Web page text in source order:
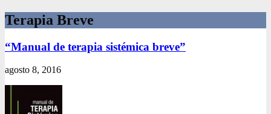
Terapia Breve
“Manual de terapia sistémica breve”
agosto 8, 2016